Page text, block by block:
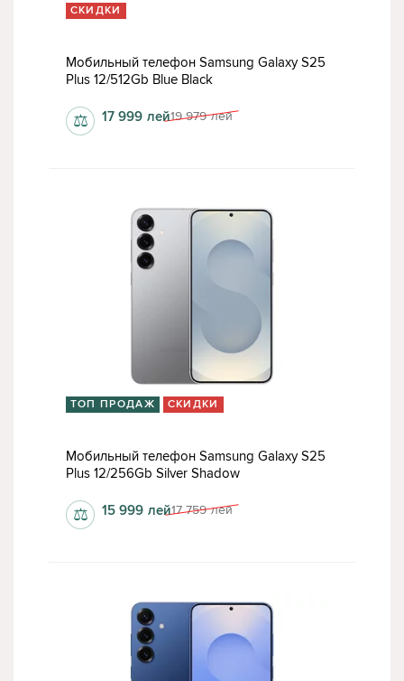
СКИДКИ
Мобильный телефон Samsung Galaxy S25
Plus 12/512Gb Blue Black
19 979 лей
17 999 лей
⚖
ТОП ПРОДАЖ СКИДКИ
Мобильный телефон Samsung Galaxy S25
Plus 12/256Gb Silver Shadow
17 759 лей
15 999 лей
⚖